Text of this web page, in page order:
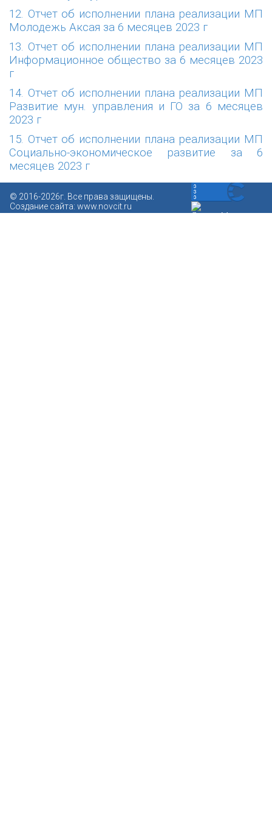
12. Отчет об исполнении плана реализации МП
Молодежь Аксая за 6 месяцев 2023 г
13. Отчет об исполнении плана реализации МП
Информационное общество за 6 месяцев 2023
г
14. Отчет об исполнении плана реализации МП
Развитие мун. управления и ГО за 6 месяцев
2023 г
15. Отчет об исполнении плана реализации МП
Социально-экономическое развитие за 6
месяцев 2023 г
© 2016-2026г. Все права защищены.
Создание сайта: www.novcit.ru